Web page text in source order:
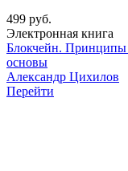
499 руб.
Электронная книга
Блокчейн. Принципы
основы
Александр Цихилов
Перейти